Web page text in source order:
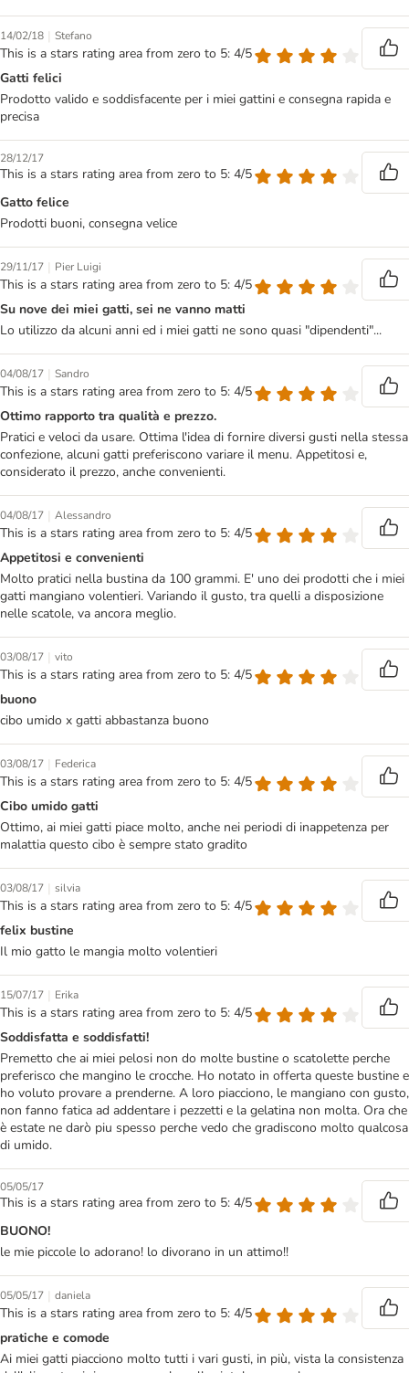
14/02/18 | Stefano
This is a stars rating area from zero to 5: 4/5
Gatti felici
Prodotto valido e soddisfacente per i miei gattini e consegna rapida e
precisa
28/12/17
This is a stars rating area from zero to 5: 4/5
Gatto felice
Prodotti buoni, consegna velice
29/11/17 | Pier Luigi
This is a stars rating area from zero to 5: 4/5
Su nove dei miei gatti, sei ne vanno matti
Lo utilizzo da alcuni anni ed i miei gatti ne sono quasi "dipendenti"...
04/08/17 | Sandro
This is a stars rating area from zero to 5: 4/5
Ottimo rapporto tra qualità e prezzo.
Pratici e veloci da usare. Ottima l'idea di fornire diversi gusti nella stessa
confezione, alcuni gatti preferiscono variare il menu. Appetitosi e,
considerato il prezzo, anche convenienti.
04/08/17 | Alessandro
This is a stars rating area from zero to 5: 4/5
Appetitosi e convenienti
Molto pratici nella bustina da 100 grammi. E' uno dei prodotti che i miei
gatti mangiano volentieri. Variando il gusto, tra quelli a disposizione
nelle scatole, va ancora meglio.
03/08/17 | vito
This is a stars rating area from zero to 5: 4/5
buono
cibo umido x gatti abbastanza buono
03/08/17 | Federica
This is a stars rating area from zero to 5: 4/5
Cibo umido gatti
Ottimo, ai miei gatti piace molto, anche nei periodi di inappetenza per
malattia questo cibo è sempre stato gradito
03/08/17 | silvia
This is a stars rating area from zero to 5: 4/5
felix bustine
Il mio gatto le mangia molto volentieri
15/07/17 | Erika
This is a stars rating area from zero to 5: 4/5
Soddisfatta e soddisfatti!
Premetto che ai miei pelosi non do molte bustine o scatolette perche
preferisco che mangino le crocche. Ho notato in offerta queste bustine e
ho voluto provare a prenderne. A loro piacciono, le mangiano con gusto,
non fanno fatica ad addentare i pezzetti e la gelatina non molta. Ora che
è estate ne darò piu spesso perche vedo che gradiscono molto qualcosa
di umido.
05/05/17
This is a stars rating area from zero to 5: 4/5
BUONO!
le mie piccole lo adorano! lo divorano in un attimo!!
05/05/17 | daniela
This is a stars rating area from zero to 5: 4/5
pratiche e comode
Ai miei gatti piacciono molto tutti i vari gusti, in più, vista la consistenza